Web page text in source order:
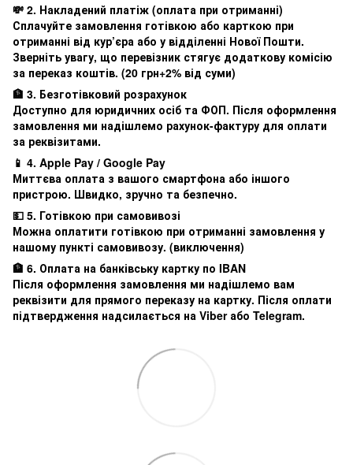
💸 2. Накладений платіж (оплата при отриманні)
Сплачуйте замовлення готівкою або карткою при
отриманні від кур’єра або у відділенні Нової Пошти.
Зверніть увагу, що перевізник стягує додаткову комісію
за переказ коштів. (20 грн+2% від суми)
🏦 3. Безготівковий розрахунок
Доступно для юридичних осіб та ФОП. Після оформлення
замовлення ми надішлемо рахунок-фактуру для оплати
за реквізитами.
📱 4. Apple Pay / Google Pay
Миттєва оплата з вашого смартфона або іншого
пристрою. Швидко, зручно та безпечно.
💵 5. Готівкою при самовивозі
Можна оплатити готівкою при отриманні замовлення у
нашому пункті самовивозу. (виключення)
🏦 6. Оплата на банківську картку по IBAN
Після оформлення замовлення ми надішлемо вам
реквізити для прямого переказу на картку. Після оплати
підтвердження надсилається на Viber або Telegram.